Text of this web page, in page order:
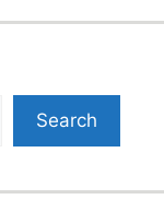
Search